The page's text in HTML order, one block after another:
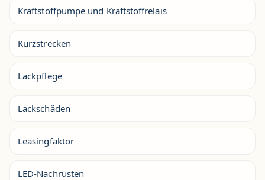
Kraftstoffpumpe und Kraftstoffrelais
Kurzstrecken
Lackpflege
Lackschäden
Leasingfaktor
LED-Nachrüsten